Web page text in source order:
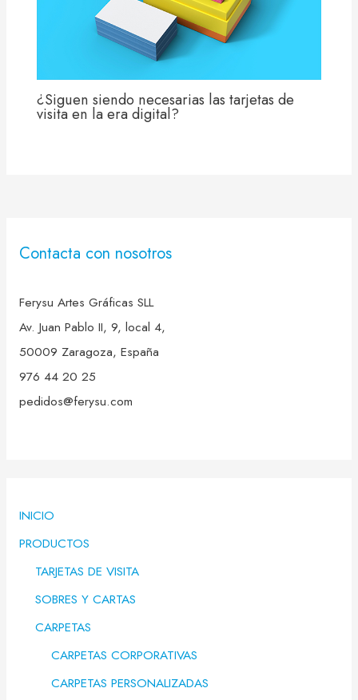
¿Siguen siendo necesarias las tarjetas de
visita en la era digital?
Contacta con nosotros
Ferysu Artes Gráficas SLL
Av. Juan Pablo II, 9, local 4,
50009 Zaragoza, España
976 44 20 25
pedidos@ferysu.com
INICIO
PRODUCTOS
TARJETAS DE VISITA
SOBRES Y CARTAS
CARPETAS
CARPETAS CORPORATIVAS
CARPETAS PERSONALIZADAS